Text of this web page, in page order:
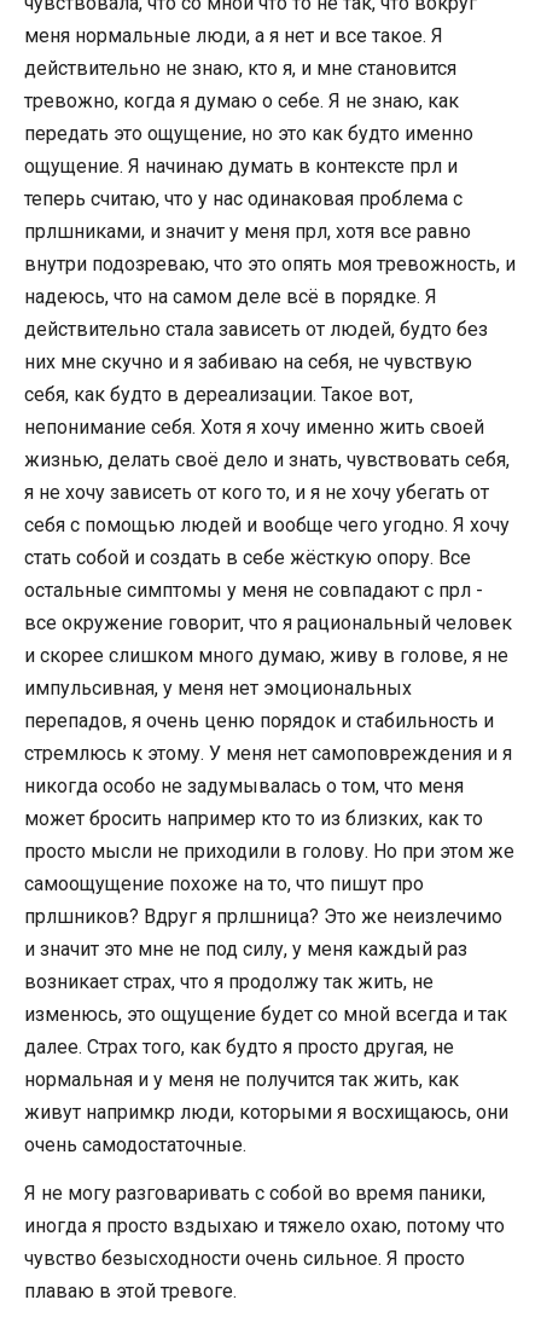
меня нормальные люди, а я нет и все такое. Я
действительно не знаю, кто я, и мне становится
тревожно, когда я думаю о себе. Я не знаю, как
передать это ощущение, но это как будто именно
ощущение. Я начинаю думать в контексте прл и
теперь считаю, что у нас одинаковая проблема с
прлшниками, и значит у меня прл, хотя все равно
внутри подозреваю, что это опять моя тревожность, и
надеюсь, что на самом деле всё в порядке. Я
действительно стала зависеть от людей, будто без
них мне скучно и я забиваю на себя, не чувствую
себя, как будто в дереализации. Такое вот,
непонимание себя. Хотя я хочу именно жить своей
жизнью, делать своё дело и знать, чувствовать себя,
я не хочу зависеть от кого то, и я не хочу убегать от
себя с помощью людей и вообще чего угодно. Я хочу
стать собой и создать в себе жёсткую опору. Все
остальные симптомы у меня не совпадают с прл -
все окружение говорит, что я рациональный человек
и скорее слишком много думаю, живу в голове, я не
импульсивная, у меня нет эмоциональных
перепадов, я очень ценю порядок и стабильность и
стремлюсь к этому. У меня нет самоповреждения и я
никогда особо не задумывалась о том, что меня
может бросить например кто то из близких, как то
просто мысли не приходили в голову. Но при этом же
самоощущение похоже на то, что пишут про
прлшников? Вдруг я прлшница? Это же неизлечимо
и значит это мне не под силу, у меня каждый раз
возникает страх, что я продолжу так жить, не
изменюсь, это ощущение будет со мной всегда и так
далее. Страх того, как будто я просто другая, не
нормальная и у меня не получится так жить, как
живут напримкр люди, которыми я восхищаюсь, они
очень самодостаточные.
Я не могу разговаривать с собой во время паники,
иногда я просто вздыхаю и тяжело охаю, потому что
чувство безысходности очень сильное. Я просто
плаваю в этой тревоге.